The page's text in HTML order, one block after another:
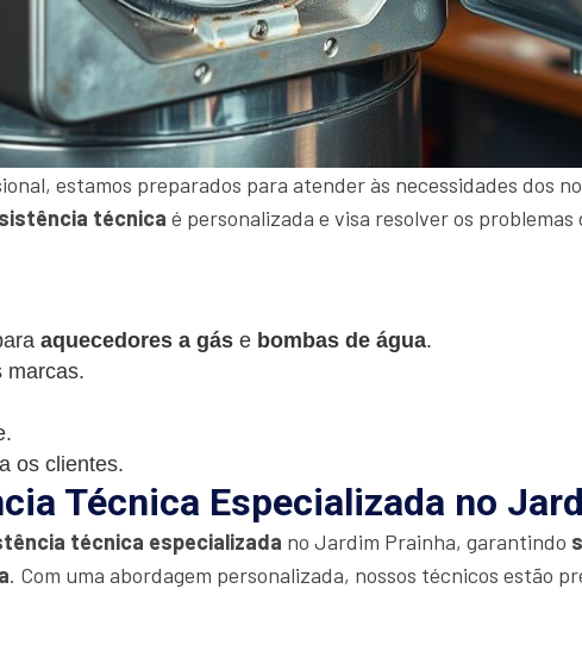
estamos preparados para atender às necessidades dos
técnica é personalizada e visa resolver os
aquecedores a gás e bombas de água.
marcas.
os clientes.
Técnica Especializada no
técnica especializada no Jardim Prainha, garantindo
. Com uma abordagem personalizada, nossos técnicos estão